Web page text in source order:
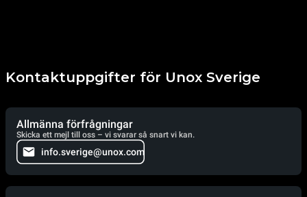
Kontaktuppgifter för Unox Sverige
Allmänna förfrågningar
Skicka ett mejl till oss – vi svarar så snart vi kan.
info.sverige@unox.com